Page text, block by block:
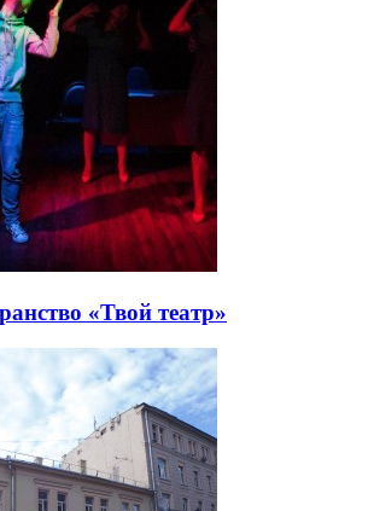
«Твой театр»